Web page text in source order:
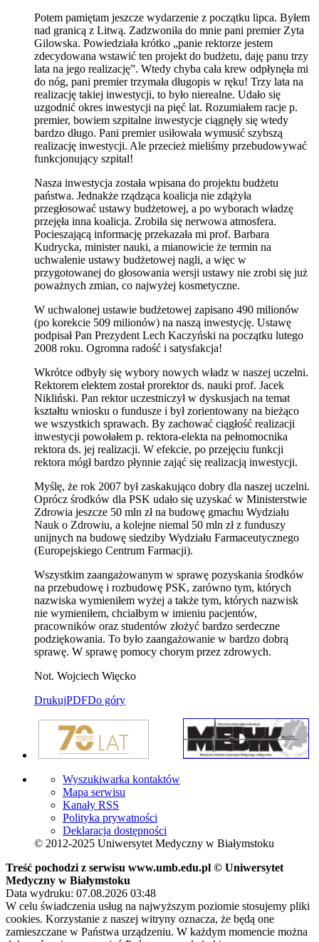
Potem pamiętam jeszcze wydarzenie z początku lipca. Byłem
nad granicą z Litwą. Zadzwoniła do mnie pani premier Zyta
Gilowska. Powiedziała krótko „panie rektorze jestem
zdecydowana wstawić ten projekt do budżetu, daję panu trzy
lata na jego realizację”. Wtedy chyba cała krew odpłynęła mi
do nóg, pani premier trzymała długopis w ręku! Trzy lata na
realizację takiej inwestycji, to było nierealne. Udało się
uzgodnić okres inwestycji na pięć lat. Rozumiałem racje p.
premier, bowiem szpitalne inwestycje ciągnęły się wtedy
bardzo długo. Pani premier usiłowała wymusić szybszą
realizację inwestycji. Ale przecież mieliśmy przebudowywać
funkcjonujący szpital!
Nasza inwestycja została wpisana do projektu budżetu
państwa. Jednakże rządząca koalicja nie zdążyła
przegłosować ustawy budżetowej, a po wyborach władzę
przejęła inna koalicja. Zrobiła się nerwowa atmosfera.
Pocieszającą informację przekazała mi prof. Barbara
Kudrycka, minister nauki, a mianowicie że termin na
uchwalenie ustawy budżetowej nagli, a więc w
przygotowanej do głosowania wersji ustawy nie zrobi się już
poważnych zmian, co najwyżej kosmetyczne.
W uchwalonej ustawie budżetowej zapisano 490 milionów
(po korekcie 509 milionów) na naszą inwestycję. Ustawę
podpisał Pan Prezydent Lech Kaczyński na początku lutego
2008 roku. Ogromna radość i satysfakcja!
Wkrótce odbyły się wybory nowych władz w naszej uczelni.
Rektorem elektem został prorektor ds. nauki prof. Jacek
Nikliński. Pan rektor uczestniczył w dyskusjach na temat
kształtu wniosku o fundusze i był zorientowany na bieżąco
we wszystkich sprawach. By zachować ciągłość realizacji
inwestycji powołałem p. rektora-elekta na pełnomocnika
rektora ds. jej realizacji. W efekcie, po przejęciu funkcji
rektora mógł bardzo płynnie zająć się realizacją inwestycji.
Myślę, że rok 2007 był zaskakująco dobry dla naszej uczelni.
Oprócz środków dla PSK udało się uzyskać w Ministerstwie
Zdrowia jeszcze 50 mln zł na budowę gmachu Wydziału
Nauk o Zdrowiu, a kolejne niemal 50 mln zł z funduszy
unijnych na budowę siedziby Wydziału Farmaceutycznego
(Europejskiego Centrum Farmacji).
Wszystkim zaangażowanym w sprawę pozyskania środków
na przebudowę i rozbudowę PSK, zarówno tym, których
nazwiska wymieniłem wyżej a także tym, których nazwisk
nie wymieniłem, chciałbym w imieniu pacjentów,
pracowników oraz studentów złożyć bardzo serdeczne
podziękowania. To było zaangażowanie w bardzo dobrą
sprawę. W sprawę pomocy chorym przez zdrowych.
Not. Wojciech Więcko
DrukujPDFDo góry
Wyszukiwarka kontaktów
Mapa serwisu
Kanały RSS
Polityka prywatności
Deklaracja dostępności
© 2012-2025 Uniwersytet Medyczny w Białymstoku
Treść pochodzi z serwisu www.umb.edu.pl © Uniwersytet
Medyczny w Białymstoku
Data wydruku: 07.08.2026 03:48
W celu świadczenia usług na najwyższym poziomie stosujemy pliki
cookies. Korzystanie z naszej witryny oznacza, że będą one
zamieszczane w Państwa urządzeniu. W każdym momencie można